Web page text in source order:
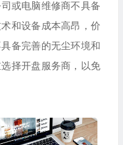
或电脑维修商不具备
和设备成本高昂，价
备完善的无尘环境和
择开盘服务商，以免